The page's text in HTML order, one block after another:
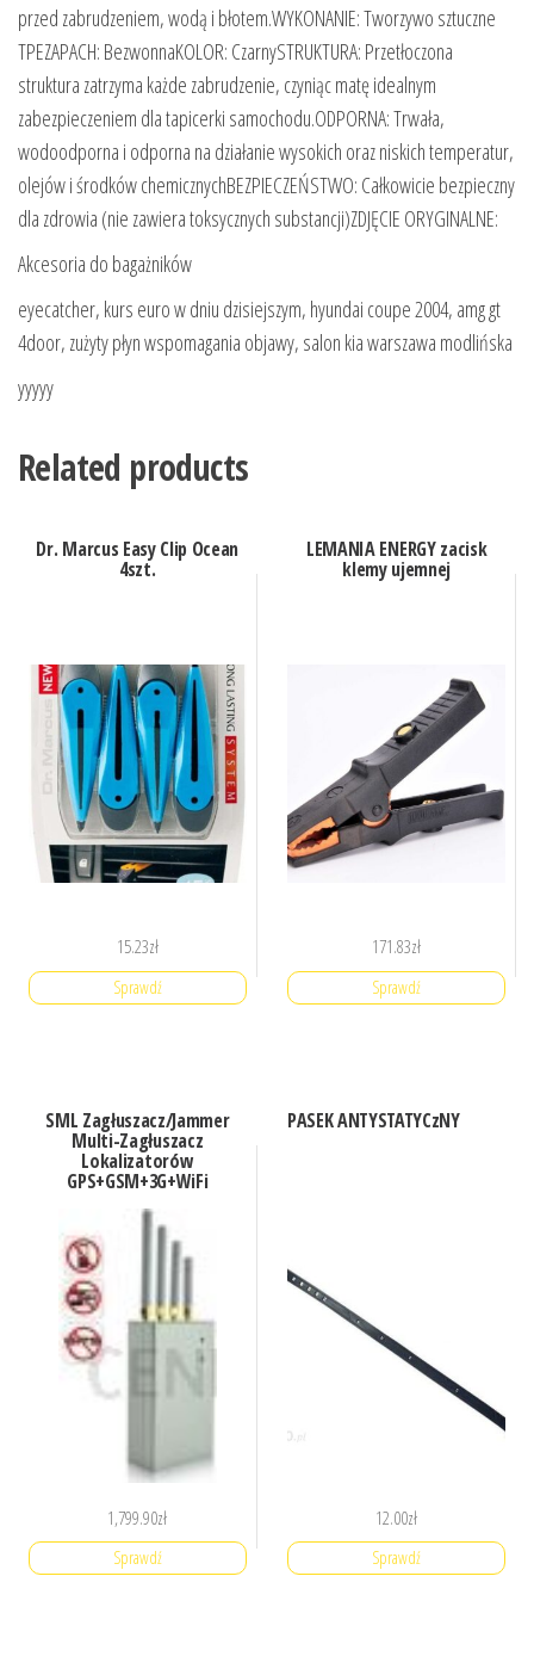
przed zabrudzeniem, wodą i błotem.WYKONANIE: Tworzywo sztuczne
TPEZAPACH: BezwonnaKOLOR: CzarnySTRUKTURA: Przetłoczona
struktura zatrzyma każde zabrudzenie, czyniąc matę idealnym
zabezpieczeniem dla tapicerki samochodu.ODPORNA: Trwała,
wodoodporna i odporna na działanie wysokich oraz niskich temperatur,
olejów i środków chemicznychBEZPIECZEŃSTWO: Całkowicie bezpieczny
dla zdrowia (nie zawiera toksycznych substancji)ZDJĘCIE ORYGINALNE:
Akcesoria do bagażników
eyecatcher, kurs euro w dniu dzisiejszym, hyundai coupe 2004, amg gt
4door, zużyty płyn wspomagania objawy, salon kia warszawa modlińska
yyyyy
Related products
Dr. Marcus Easy Clip Ocean
4szt.
15.23zł
Sprawdź
LEMANIA ENERGY zacisk
klemy ujemnej
171.83zł
Sprawdź
SML Zagłuszacz/Jammer
Multi-Zagłuszacz
Lokalizatorów
GPS+GSM+3G+WiFi
1,799.90zł
Sprawdź
PASEK ANTYSTATYCzNY
12.00zł
Sprawdź